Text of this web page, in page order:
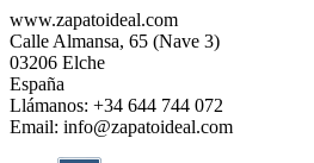
www.zapatoideal.com
Calle Almansa, 65 (Nave 3)
03206 Elche
España
Llámanos: +34 644 744 072
Email: info@zapatoideal.com